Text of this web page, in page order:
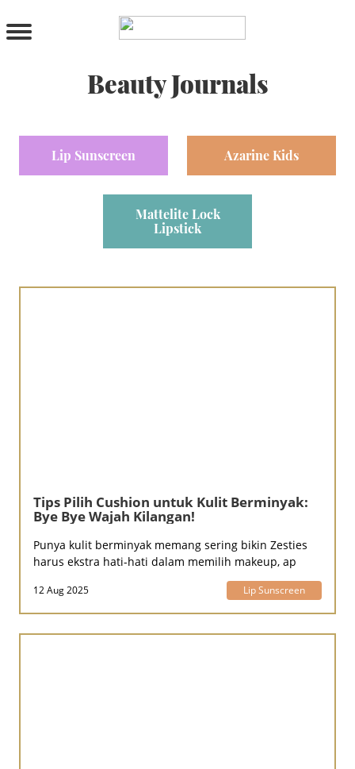
PRODUCTS
Lip Care
Eye Care
Moisturizer
Bundle Package
Beauty Journals
Lip Sunscreen Azarine Kids
Mattelite Lock
Lipstick
Tips Pilih Cushion untuk Kulit Berminyak:
Bye Bye Wajah Kilangan!
Punya kulit berminyak memang sering bikin Zesties
harus ekstra hati-hati dalam memilih makeup, ap
12 Aug 2025 Lip Sunscreen